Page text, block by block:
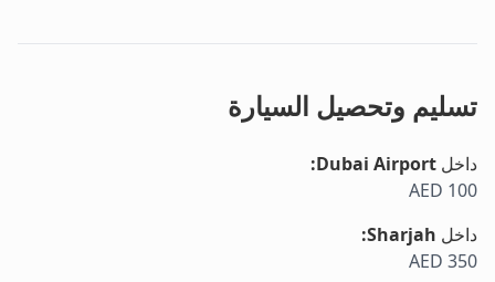
تسليم وتحصيل السيارة
داخل Dubai Airport
:
AED 100
داخل Sharjah
:
AED 350